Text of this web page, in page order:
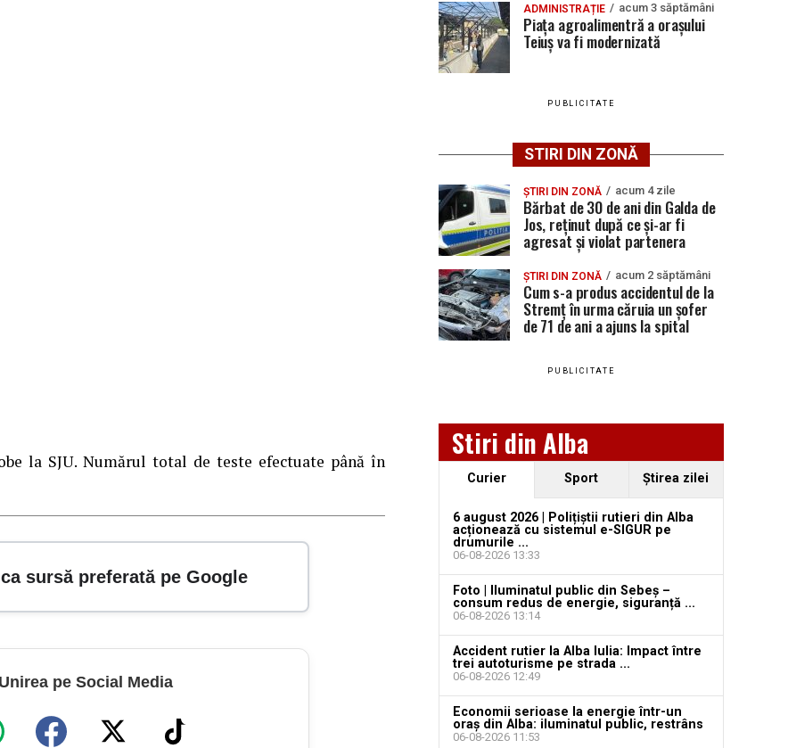
la SJU. Numărul total de teste efectuate până în
sursă preferată pe Google
pe Social Media
ADMINISTRAȚIE acum 3 săptămâni
Piața agroalimentră a orașului
Teiuș va fi modernizată
PUBLICITATE
STIRI DIN ZONĂ
ȘTIRI DIN ZONĂ acum 4 zile
Bărbat de 30 de ani din Galda de
Jos, reținut după ce și-ar fi
agresat și violat partenera
ȘTIRI DIN ZONĂ acum 2 săptămâni
Cum s-a produs accidentul de la
Stremț în urma căruia un șofer
de 71 de ani a ajuns la spital
PUBLICITATE
Stiri din Alba
Curier Sport Ştirea zilei
6 august 2026 | Polițiștii rutieri din Alba
acționează cu sistemul e-SIGUR pe
drumurile ...
06-08-2026 13:33
Foto | Iluminatul public din Sebeș –
consum redus de energie, siguranță ...
06-08-2026 13:14
Accident rutier la Alba Iulia: Impact între
trei autoturisme pe strada ...
06-08-2026 12:49
Economii serioase la energie într-un
oraș din Alba: iluminatul public, restrâns
06-08-2026 11:53